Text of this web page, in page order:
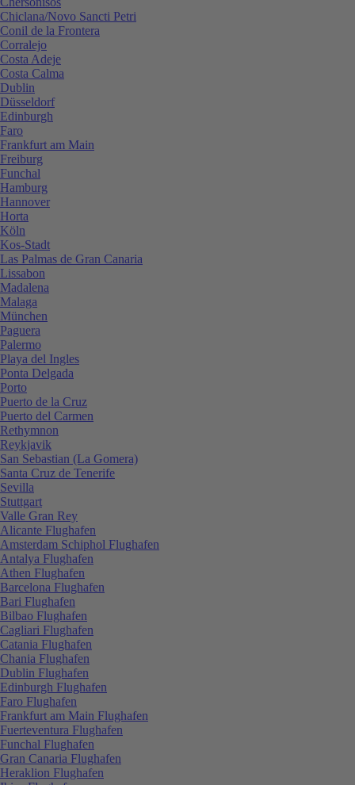
Chiclana/Novo Sancti Petri
Conil de la Frontera
Corralejo
Costa Adeje
Costa Calma
Dublin
Düsseldorf
Edinburgh
Faro
Frankfurt am Main
Freiburg
Funchal
Hamburg
Hannover
Horta
Köln
Kos-Stadt
Las Palmas de Gran Canaria
Lissabon
Madalena
Malaga
München
Paguera
Palermo
Playa del Ingles
Ponta Delgada
Porto
Puerto de la Cruz
Puerto del Carmen
Rethymnon
Reykjavik
San Sebastian (La Gomera)
Santa Cruz de Tenerife
Sevilla
Stuttgart
Valle Gran Rey
Alicante Flughafen
Amsterdam Schiphol Flughafen
Antalya Flughafen
Athen Flughafen
Barcelona Flughafen
Bari Flughafen
Bilbao Flughafen
Cagliari Flughafen
Catania Flughafen
Chania Flughafen
Dublin Flughafen
Edinburgh Flughafen
Faro Flughafen
Frankfurt am Main Flughafen
Fuerteventura Flughafen
Funchal Flughafen
Gran Canaria Flughafen
Heraklion Flughafen